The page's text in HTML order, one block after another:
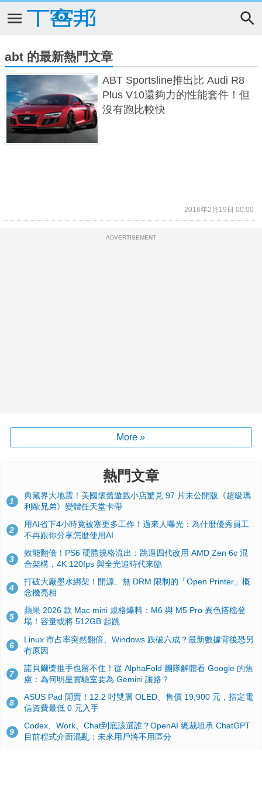
abt 的最新熱門文章
ABT Sportsline推出比 Audi R8
Plus V10還夠力的性能套件！但
沒有跑比較快
2016年2月19日 00:00
ADVERTISEMENT
More »
熱門文章
1
典藏界大地震！美國懷舊遊戲小店驚見 97 片未公開版《超級瑪
利歐兄弟》變體任天堂卡帶
2
用AI省下4小時竟被塞更多工作！過來人曝光：為什麼優秀員工
不再跟你分享怎麼使用AI
3
效能翻倍！PS6 硬體規格流出：跳過四代改用 AMD Zen 6c 混
合架構，4K 120fps 與全光追時代來臨
4
打破大廠墨水綁架！開源、無 DRM 限制的「Open Printer」概
念機亮相
5
蘋果 2026 款 Mac mini 規格爆料：M6 與 M5 Pro 異色搭檔登
場！容量或將 512GB 起跳
6
Linux 市占率突然翻倍、Windows 跌破六成？最新數據背後恐另
有原因
7
諾貝爾獎推手也留不住！從 AlphaFold 團隊解體看 Google 的焦
慮：為何明星實驗室要為 Gemini 讓路？
8
ASUS Pad 開賣！12.2 吋雙層 OLED、售價 19,900 元，指定電
信資費最低 0 元入手
9
Codex、Work、Chat到底該選誰？OpenAI 總裁坦承 ChatGPT
目前程式介面混亂：未來用戶將不用區分